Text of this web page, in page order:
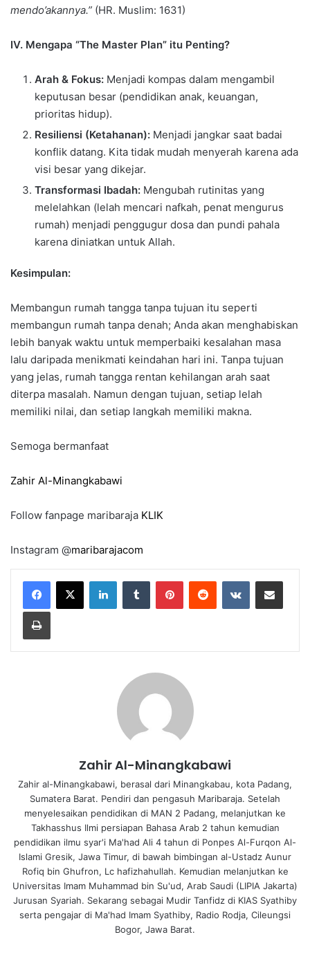
mendo’akannya.” (HR. Muslim: 1631)
IV. Mengapa “The Master Plan” itu Penting?
Arah & Fokus: Menjadi kompas dalam mengambil
keputusan besar (pendidikan anak, keuangan,
prioritas hidup).
Resiliensi (Ketahanan): Menjadi jangkar saat badai
konflik datang. Kita tidak mudah menyerah karena ada
visi besar yang dikejar.
Transformasi Ibadah: Mengubah rutinitas yang
melelahkan (lelah mencari nafkah, penat mengurus
rumah) menjadi penggugur dosa dan pundi pahala
karena diniatkan untuk Allah.
Kesimpulan:
Membangun rumah tangga tanpa tujuan itu seperti
membangun rumah tanpa denah; Anda akan menghabiskan
lebih banyak waktu untuk memperbaiki kesalahan masa
lalu daripada menikmati keindahan hari ini. Tanpa tujuan
yang jelas, rumah tangga rentan kehilangan arah saat
diterpa masalah. Namun dengan tujuan, setiap lelah
memiliki nilai, dan setiap langkah memiliki makna.
Semoga bermanfaat
Zahir Al-Minangkabawi
Follow fanpage maribaraja KLIK
Instagram @maribarajacom
Zahir Al-Minangkabawi
Zahir al-Minangkabawi, berasal dari Minangkabau, kota Padang,
Sumatera Barat. Pendiri dan pengasuh Maribaraja. Setelah
menyelesaikan pendidikan di MAN 2 Padang, melanjutkan ke
Takhasshus Ilmi persiapan Bahasa Arab 2 tahun kemudian
pendidikan ilmu syar'i Ma'had Ali 4 tahun di Ponpes Al-Furqon Al-
Islami Gresik, Jawa Timur, di bawah bimbingan al-Ustadz Aunur
Rofiq bin Ghufron, Lc hafizhahullah. Kemudian melanjutkan ke
Universitas Imam Muhammad bin Su'ud, Arab Saudi (LIPIA Jakarta)
Jurusan Syariah. Sekarang sebagai Mudir Tanfidz di KIAS Syathiby
serta pengajar di Ma'had Imam Syathiby, Radio Rodja, Cileungsi
Bogor, Jawa Barat.